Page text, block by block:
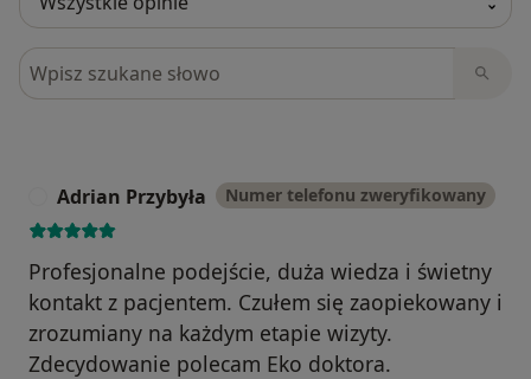
Szukaj w opiniach
Adrian Przybyła Numer telefonu zweryfikowany
Profesjonalne podejście, duża wiedza i świetny
kontakt z pacjentem. Czułem się zaopiekowany i
zrozumiany na każdym etapie wizyty.
Zdecydowanie polecam Eko doktora.